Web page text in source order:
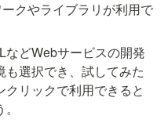
クやライブラリが利用で
どWebサービスの開発
選択でき、試してみた
リックで利用できると